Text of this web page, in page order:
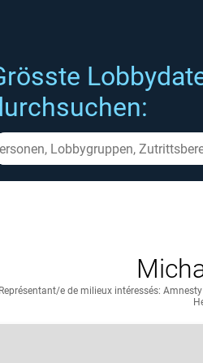
Représentant/e de milieux intéressés: